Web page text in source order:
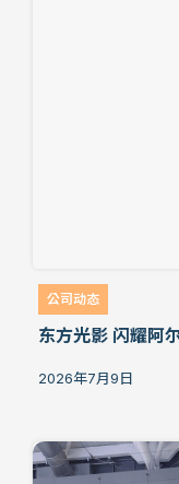
公司动态
东方光影 闪耀阿
2026年7月9日